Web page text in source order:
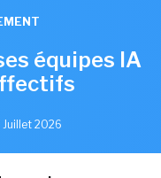
équipes IA
Juillet 2026